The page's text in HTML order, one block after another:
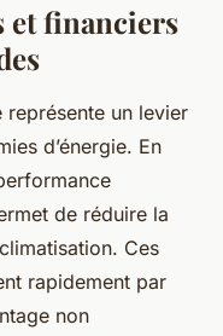
et financiers
représente un levier
d’énergie. En
de réduire la
Ces
rapidement par
non